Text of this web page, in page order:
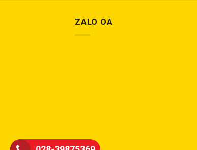
ZALO OA